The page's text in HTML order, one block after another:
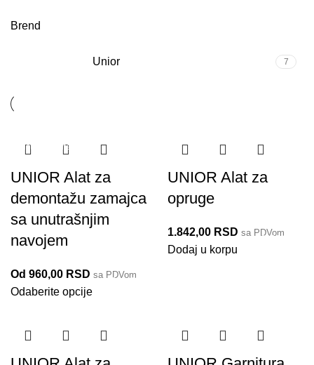
Brend
Unior 7
Do isteka zaliha
UNIOR Alat za
demontažu zamajca
sa unutrašnjim
navojem
Od 960,00 RSD sa PDVom
Odaberite opcije
3054/4
UNIOR Alat za
opruge
1.842,00 RSD sa PDVom
Dodaj u korpu
3600/2BI